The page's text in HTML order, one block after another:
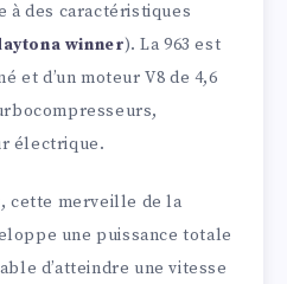
à des caractéristiques
winner). La 963 est
et d’un moteur V8 de 4,6
électrique.
cette merveille de la
une puissance totale
d’atteindre une vitesse